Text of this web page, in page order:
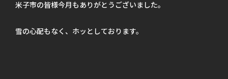
米子市の皆様今月もありがとうございました。
雪の心配もなく、ホッとしております。